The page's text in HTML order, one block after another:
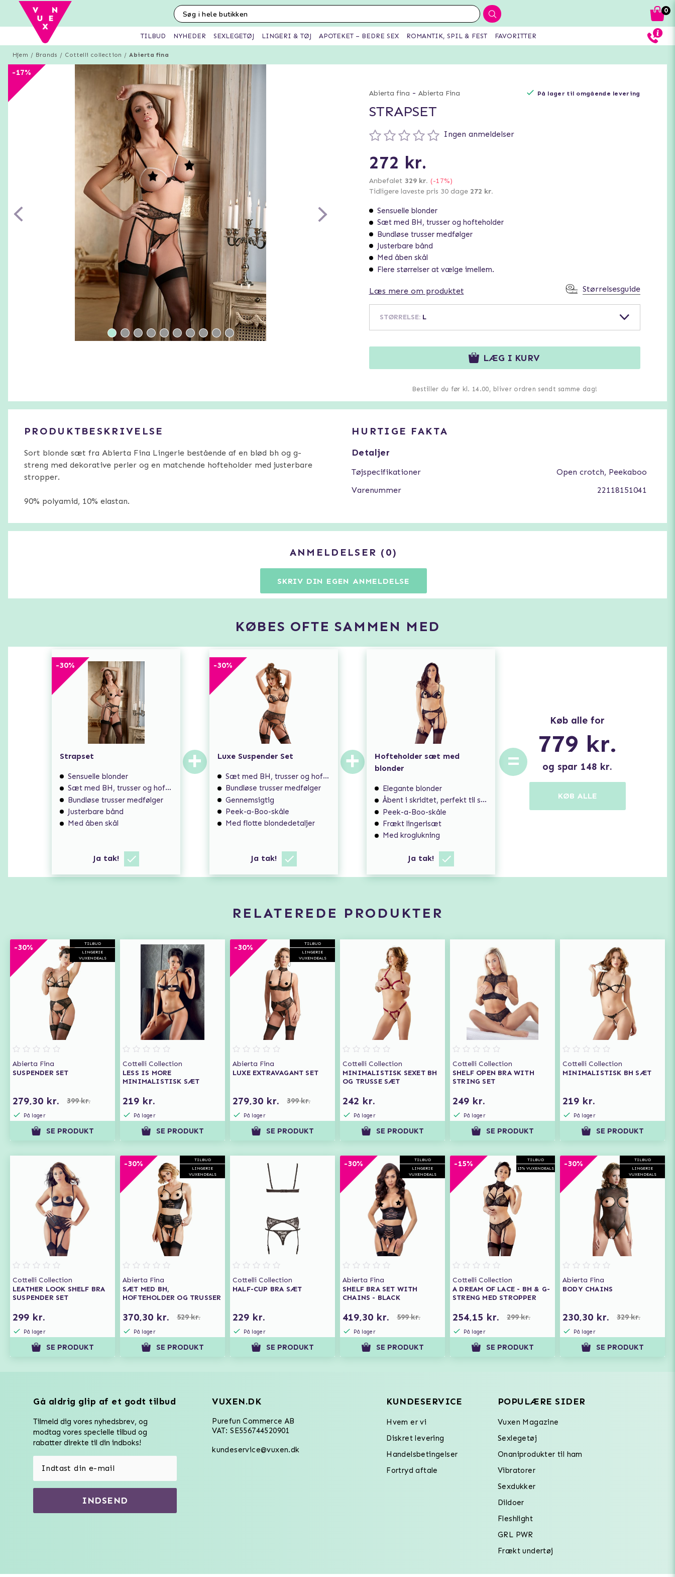
Hjem Brands Cottelli collection Abierta fina
-17%
Abierta fina - Abierta Fina På lager til omgående levering
STRAPSET
Ingen anmeldelser
272 kr.
Anbefalet 329 kr. (-17%)
Tidligere laveste pris 30 dage 272 kr.
Sensuelle blonder
Sæt med BH, trusser og hofteholder
Bundløse trusser medfølger
Justerbare bånd
Med åben skål
Flere størrelser at vælge imellem.
Læs mere om produktet Størrelsesguide
STØRRELSE: L
LÆG I KURV
Bestiller du før kl. 14.00, bliver ordren sendt samme dag!
PRODUKTBESKRIVELSE
Sort blonde sæt fra Abierta Fina Lingerie bestående af en blød bh og g-
streng med dekorative perler og en matchende hofteholder med justerbare
stropper.
90% polyamid, 10% elastan.
HURTIGE FAKTA
Detaljer
Tøjspecifikationer
Open crotch, Peekaboo
Varenummer
22118151041
ANMELDELSER 0
SKRIV DIN EGEN ANMELDELSE
KØBES OFTE SAMMEN MED
-30%
Strapset
Sensuelle blonder
Sæt med BH, trusser og hofteholder
Bundløse trusser medfølger
Justerbare bånd
Med åben skål
Ja tak!
+
-30%
Luxe Suspender Set
Sæt med BH, trusser og hofteholder
Bundløse trusser medfølger
Gennemsigtig
Peek-a-Boo-skåle
Med flotte blondedetaljer
Ja tak!
+
Hofteholder sæt med
blonder
Elegante blonder
Åbent i skridtet, perfekt til spontan sex
Peek-a-Boo-skåle
Frækt lingerisæt
Med kroglukning
Ja tak!
=
Køb alle for
779 kr.
og spar 148 kr.
KØB ALLE
RELATEREDE PRODUKTER
TILBUD
LINGERIE
VUXENDEALS
-30%
Abierta Fina
SUSPENDER SET
279,30 kr. 399 kr.
På lager
SE PRODUKT
Cottelli Collection
LESS IS MORE
MINIMALISTISK SÆT
219 kr.
På lager
SE PRODUKT
TILBUD
LINGERIE
VUXENDEALS
-30%
Abierta Fina
LUXE EXTRAVAGANT SET
279,30 kr. 399 kr.
På lager
SE PRODUKT
Cottelli Collection
MINIMALISTISK SEXET BH
OG TRUSSE SÆT
242 kr.
På lager
SE PRODUKT
Cottelli Collection
SHELF OPEN BRA WITH
STRING SET
249 kr.
På lager
SE PRODUKT
Cottelli Collection
MINIMALISTISK BH SÆT
219 kr.
På lager
SE PRODUKT
Cottelli Collection
LEATHER LOOK SHELF BRA
SUSPENDER SET
299 kr.
På lager
SE PRODUKT
TILBUD
LINGERIE
VUXENDEALS
-30%
Abierta Fina
SÆT MED BH,
HOFTEHOLDER OG TRUSSER
370,30 kr. 529 kr.
På lager
SE PRODUKT
Cottelli Collection
HALF-CUP BRA SÆT
229 kr.
På lager
SE PRODUKT
TILBUD
LINGERIE
VUXENDEALS
-30%
Abierta Fina
SHELF BRA SET WITH
CHAINS - BLACK
419,30 kr. 599 kr.
På lager
SE PRODUKT
TILBUD
15% VUXENDEALS
-15%
Cottelli Collection
A DREAM OF LACE - BH & G-
STRENG MED STROPPER
254,15 kr. 299 kr.
På lager
SE PRODUKT
TILBUD
LINGERIE
VUXENDEALS
-30%
Abierta Fina
BODY CHAINS
230,30 kr. 329 kr.
På lager
SE PRODUKT
0
TILBUD NYHEDER SEXLEGETØJ LINGERI & TØJ APOTEKET – BEDRE SEX ROMANTIK, SPIL & FEST FAVORITTER
Gå aldrig glip af et godt tilbud
Tilmeld dig vores nyhedsbrev, og
modtag vores specielle tilbud og
rabatter direkte til din indboks!
INDSEND
VUXEN.DK
Purefun Commerce AB
VAT: SE556744520901
kundeservice@vuxen.dk
KUNDESERVICE
Hvem er vi
Diskret levering
Handelsbetingelser
Fortryd aftale
POPULÆRE SIDER
Vuxen Magazine
Sexlegetøj
Onaniprodukter til ham
Vibratorer
Sexdukker
Dildoer
Fleshlight
GRL PWR
Frækt undertøj